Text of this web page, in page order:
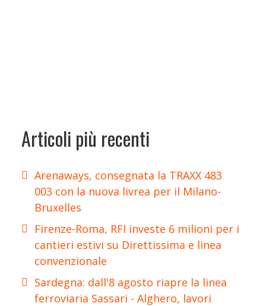
Articoli più recenti
Arenaways, consegnata la TRAXX 483
003 con la nuova livrea per il Milano-
Bruxelles
Firenze-Roma, RFI investe 6 milioni per i
cantieri estivi su Direttissima e linea
convenzionale
Sardegna: dall'8 agosto riapre la linea
ferroviaria Sassari - Alghero, lavori